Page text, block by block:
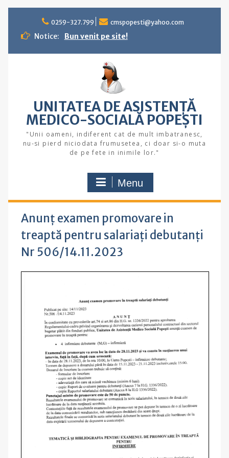
content
0259-327.799 cmspopesti@yahoo.com
Notice: Bun venit pe site!
UNITATEA DE ASISTENȚĂ
MEDICO-SOCIALĂ POPEŞTI
"Unii oameni, indiferent cat de mult imbatranesc,
nu-si pierd niciodata frumusetea, ci doar si-o muta
de pe fete in inimile lor."
Menu
Anunț examen promovare in
treaptă pentru salariați debutanți
Nr 506/14.11.2023